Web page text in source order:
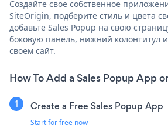
Создайте свое собственное
SiteOrigin, подберите стиль и цвета
добавьте Sales Popup на свою
боковую панель, нижний колонтитул
своем сайт.
How To Add a Sales Popup App
Create a Free Sales Popup App
Start for free now